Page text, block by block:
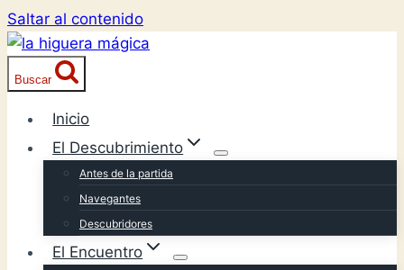
Saltar al contenido
Buscar
Inicio
El Descubrimiento
Antes de la partida
Navegantes
Descubridores
El Encuentro